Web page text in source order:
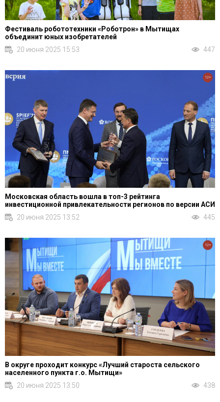
Фестиваль робототехники «Роботрон» в Мытищах
объединит юных изобретателей
20 июня 2025 15:53
447
Московская область вошла в топ-3 рейтинга
инвестиционной привлекательности регионов по версии АСИ
20 июня 2025 13:52
445
12+
В округе проходит конкурс «Лучший староста сельского
населенного пункта г.о. Мытищи»
20 июня 2025 13:50
438
12+